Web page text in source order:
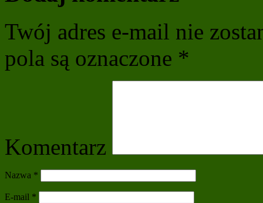
Twój adres e-mail nie
pola są oznaczone *
Komentarz
Nazwa *
E-mail *